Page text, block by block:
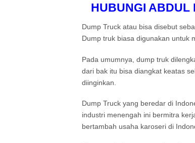
HUBUNGI ABDUL
Dump Truck atau bisa disebut
Dump truk biasa digunakan untuk
Pada umumnya, dump truk
dari bak itu bisa diangkat keatas
diinginkan.
Dump Truck yang beredar di
industri menengah ini bermitra
bertambah usaha karoseri di